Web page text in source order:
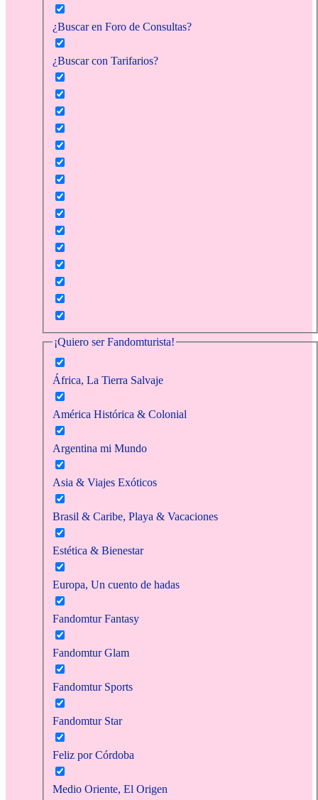
¿Buscar en Foro de Consultas?
¿Buscar con Tarifarios?
¡Quiero ser Fandomturista!
África, La Tierra Salvaje
América Histórica & Colonial
Argentina mi Mundo
Asia & Viajes Exóticos
Brasil & Caribe, Playa & Vacaciones
Estética & Bienestar
Europa, Un cuento de hadas
Fandomtur Fantasy
Fandomtur Glam
Fandomtur Sports
Fandomtur Star
Feliz por Córdoba
Medio Oriente, El Origen